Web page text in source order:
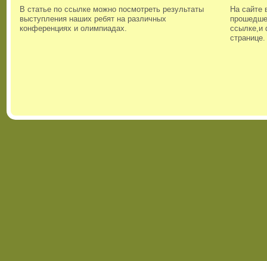
В статье по ссылке можно посмотреть результаты
выступления наших ребят на различных
конференциях и олимпиадах.
На сайте
ссылке,и
странице.